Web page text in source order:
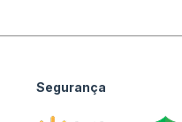
Segurança